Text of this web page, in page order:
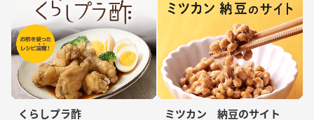
くらしプラ酢 ミツカン 納豆のサイト